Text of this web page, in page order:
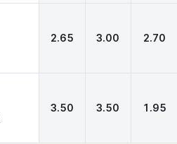
2.65 3.00 2.70
3.50 3.50 1.95